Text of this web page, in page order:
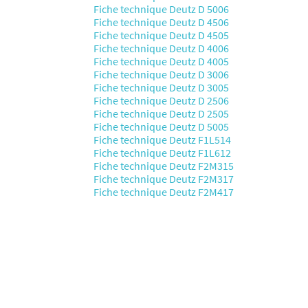
Fiche technique Deutz D 5006
Fiche technique Deutz D 4506
Fiche technique Deutz D 4505
Fiche technique Deutz D 4006
Fiche technique Deutz D 4005
Fiche technique Deutz D 3006
Fiche technique Deutz D 3005
Fiche technique Deutz D 2506
Fiche technique Deutz D 2505
Fiche technique Deutz D 5005
Fiche technique Deutz F1L514
Fiche technique Deutz F1L612
Fiche technique Deutz F2M315
Fiche technique Deutz F2M317
Fiche technique Deutz F2M417